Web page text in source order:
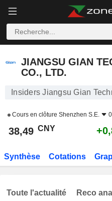
JIANGSU GIAN
CO., LTD.
Insiders Jiangsu Gian
Cours en clôture Shenzhen S.E.
38,49 CNY
Synthèse Cotations
Toute l'actualité Reco